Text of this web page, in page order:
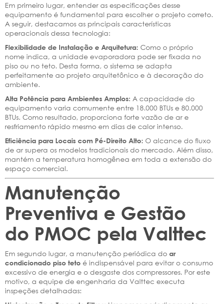
Em primeiro lugar, entender as especificações desse
equipamento é fundamental para escolher o projeto correto.
A seguir, destacamos as principais características
operacionais dessa tecnologia:
Flexibilidade de Instalação e Arquitetura: Como o próprio
nome indica, a unidade evaporadora pode ser fixada no
piso ou no teto. Desta forma, o sistema se adapta
perfeitamente ao projeto arquitetônico e à decoração do
ambiente.
Alta Potência para Ambientes Amplos: A capacidade do
equipamento varia comumente entre 18.000 BTUs e 80.000
BTUs. Como resultado, proporciona forte vazão de ar e
resfriamento rápido mesmo em dias de calor intenso.
Eficiência para Locais com Pé-Direito Alto: O alcance do fluxo
de ar supera os modelos tradicionais do mercado. Além disso,
mantém a temperatura homogênea em toda a extensão do
espaço comercial.
Manutenção
Preventiva e Gestão
do PMOC pela Valttec
Em segundo lugar, a manutenção periódica do ar
condicionado piso teto é indispensável para evitar o consumo
excessivo de energia e o desgaste dos compressores. Por este
motivo, a equipe de engenharia da Valttec executa
inspeções detalhadas: